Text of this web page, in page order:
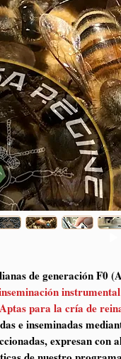
de generación F0
Aptas para la cría de
e inseminadas
expresan con